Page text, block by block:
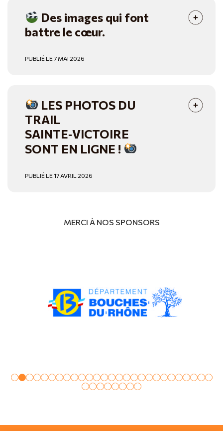
Des images qui font
battre le cœur.
PUBLIÉ LE 7 MAI 2026
LES PHOTOS DU
TRAIL
SAINTE‑VICTOIRE
SONT EN LIGNE !
PUBLIÉ LE 17 AVRIL 2026
MERCI À NOS SPONSORS